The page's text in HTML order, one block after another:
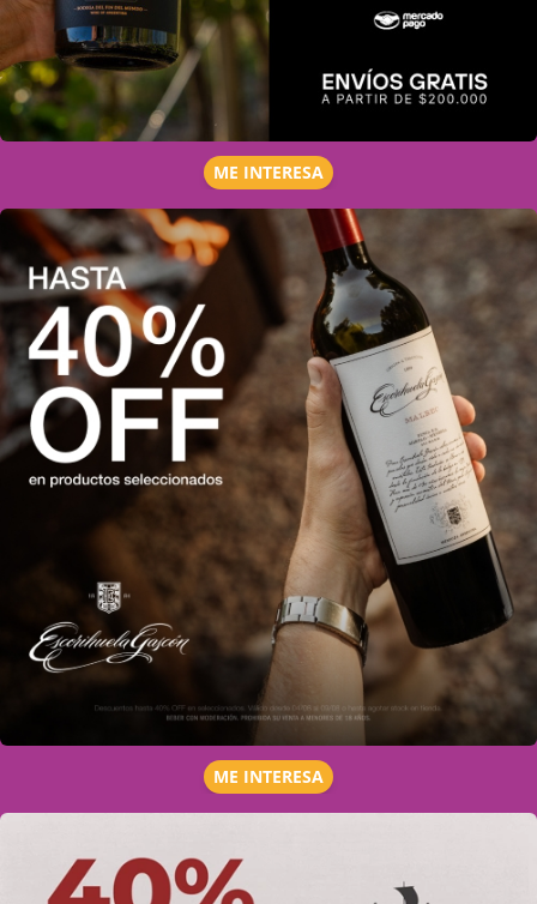
ME INTERESA
ME INTERESA